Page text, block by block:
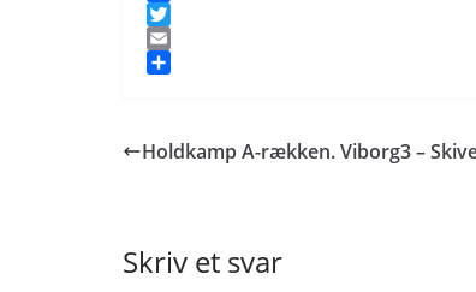
F
a
c
o
T
w
e
E
lr
Holdkamp A-rækken. Viborg3 –
Skriv et svar